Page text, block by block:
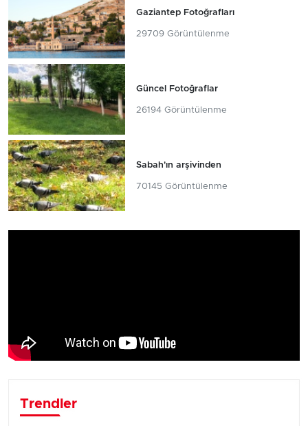
Gaziantep Fotoğrafları
29709 Görüntülenme
Güncel Fotoğraflar
26194 Görüntülenme
Sabah'ın arşivinden
70145 Görüntülenme
Trendler